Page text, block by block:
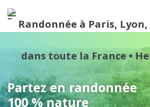
Partez en randonnée
100 % nature